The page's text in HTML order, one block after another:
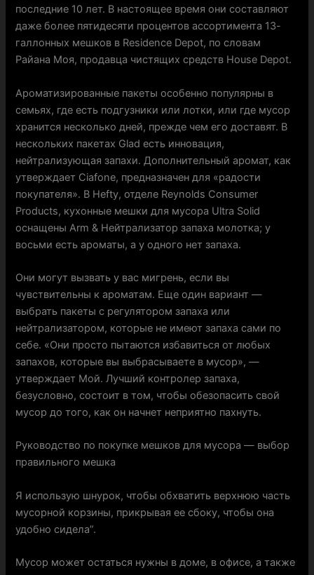
последние 10 лет. В настоящее время они составляют
даже более пятидесяти процентов ассортимента 13-
галлонных мешков в Residence Depot, по словам
Райана Моя, продавца чистящих средств House Depot.
Ароматизированные пакеты особенно популярны в
семьях, где есть подгузники или лотки, или где мусор
хранится несколько дней, прежде чем его доставят. В
нескольких пакетах Glad есть инновация,
нейтрализующая запахи. Дополнительный аромат, как
утверждает Ciafone, предназначен для «радости
покупателя». В Hefty, отделе Reynolds Consumer
Products, кухонные мешки для мусора Ultra Solid
оснащены Arm & Нейтрализатор запаха молотка; у
восьми есть ароматы, а у одного нет запаха.
Они могут вызвать у вас мигрень, если вы
чувствительны к ароматам. Еще один вариант —
выбрать пакеты с регулятором запаха или
нейтрализатором, которые не имеют запаха сами по
себе. «Они просто пытаются избавиться от любых
запахов, которые вы выбрасываете в мусор», —
утверждает Мой. Лучший контролер запаха,
безусловно, состоит в том, чтобы обезопасить свой
мусор до того, как он начнет неприятно пахнуть.
Руководство по покупке мешков для мусора — выбор
правильного мешка
Я использую шнурок, чтобы обхватить верхнюю часть
мусорной корзины, прикрывая ее сбоку, чтобы она
удобно сидела”.
Мусор может остаться нужны в доме, в офисе, а также